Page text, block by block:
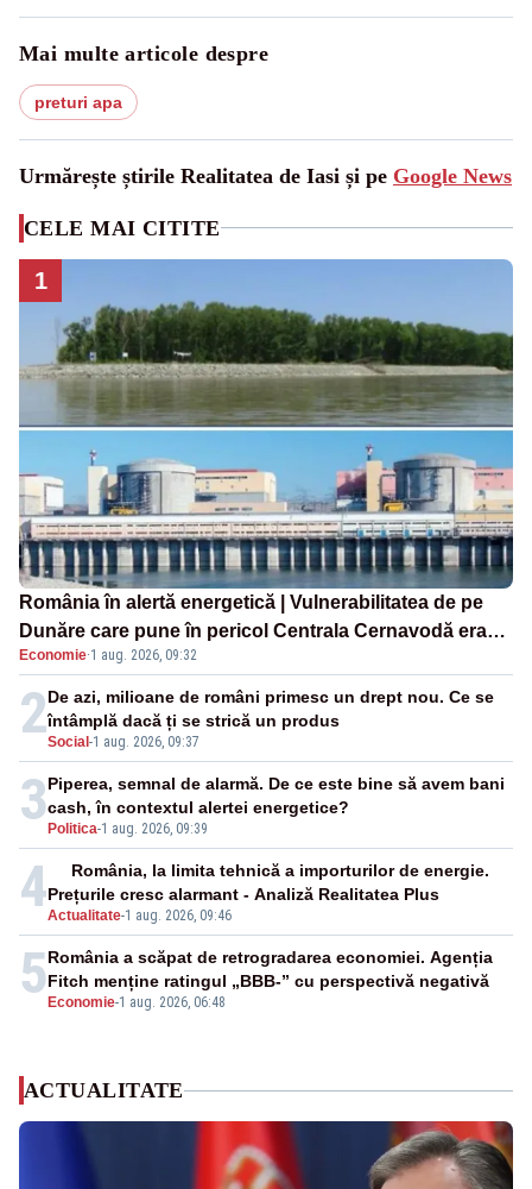
Mai multe articole despre
preturi apa
Urmărește știrile Realitatea de Iasi și pe Google News
CELE MAI CITITE
1
România în alertă energetică | Vulnerabilitatea de pe
Dunăre care pune în pericol Centrala Cernavodă era
cunoscută de pe vremea lui Ceaușescu
Economie·1 aug. 2026, 09:32
2Social -1 aug. 2026, 09:37
De azi, milioane de români primesc un drept nou. Ce se
întâmplă dacă ți se strică un produs
3 Politica-1 aug. 2026, 09:39
Piperea, semnal de alarmă. De ce este bine să avem bani
cash, în contextul alertei energetice?
4Actualitate-1 aug. 2026, 09:46
România, la limita tehnică a importurilor de energie.
Prețurile cresc alarmant - Analiză Realitatea Plus
5 Economie-1 aug. 2026, 06:48
România a scăpat de retrogradarea economiei. Agenția
Fitch menține ratingul „BBB-” cu perspectivă negativă
ACTUALITATE